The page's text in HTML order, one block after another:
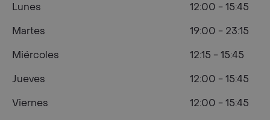
Lunes
12:00 - 15:45
Martes
19:00 - 23:15
Miércoles
12:15 - 15:45
Jueves
12:00 - 15:45
Viernes
12:00 - 15:45